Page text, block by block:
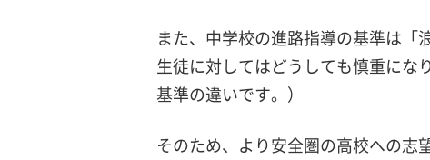
また、中学校の進路指導の基準は「
生徒に対してはどうしても慎重にな
基準の違いです。）
そのため、より安全圏の高校への志